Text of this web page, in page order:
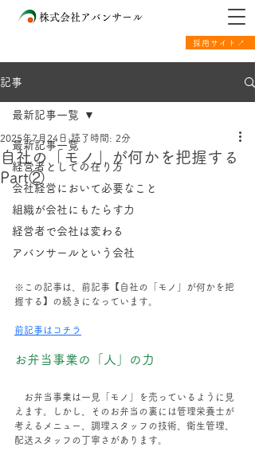
採用サイト↗
株式会社アバンサール
記事
最新記事一覧
経営者としての在り方
会社経営において必要なこと
組織が会社にもたらす力
経営者で会社は変わる
アバンサールという会社
最新記事一覧
自社の「モノ」が何かを把握する
Part②
2025年7月24日 読了時間: 2分
※この記事は、前記事【自社の「モノ」が何かを把
握する】の続きになっています。
前記事はコチラ
お弁当事業の「人」の力
お弁当事業は一見「モノ」を売っているように見
えます。しかし、そのお弁当の裏には管理栄養士が
考えるメニュー、調理スタッフの技術、衛生管理、
配送スタッフの丁寧さがあります。